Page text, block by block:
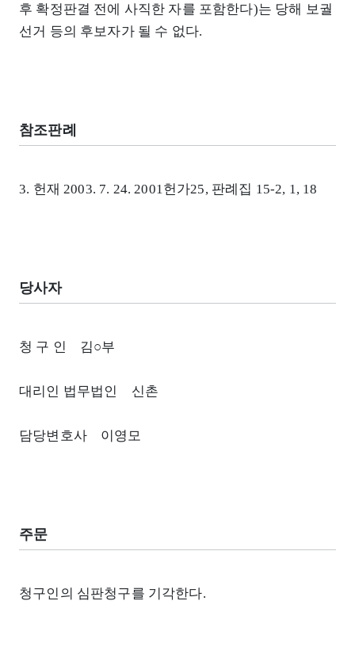
후 확정판결 전에 사직한 자를 포함한다)는 당해 보궐
선거 등의 후보자가 될 수 없다.
참조판례
3. 헌재 2003. 7. 24. 2001헌가25, 판례집 15-2, 1, 18
당사자
청 구 인 김○부
대리인 법무법인 신촌
담당변호사 이영모
주문
청구인의 심판청구를 기각한다.